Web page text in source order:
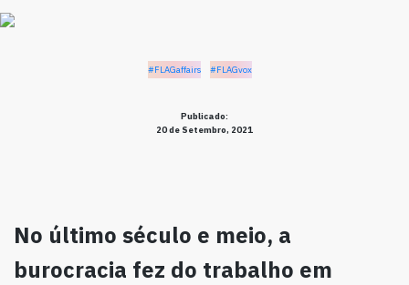
#FLAGaffairs #FLAGvox
Publicado:
20 de Setembro, 2021
No último século e meio, a
burocracia fez do trabalho em